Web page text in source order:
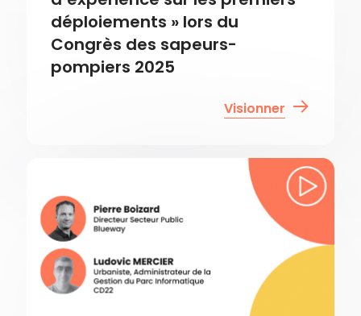
déploiements » lors du
Congrès des sapeurs-
pompiers 2025
Visionner